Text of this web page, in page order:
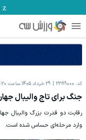
کد: 2389000 29 خرداد 1405 ساعت 12:20
جنگ برای تاج والیبال
رقابت دو قدرت بزرگ والیبال
وارد مرحله‌ای حساس شده است.